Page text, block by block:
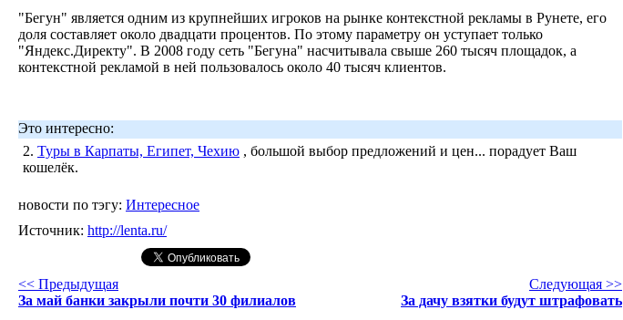
"Бегун" является одним из крупнейших игроков на рынке контекстной рекламы в Рунете, его
доля составляет около двадцати процентов. По этому параметру он уступает только
"Яндекс.Директу". В 2008 году сеть "Бегуна" насчитывала свыше 260 тысяч площадок, а
контекстной рекламой в ней пользовалось около 40 тысяч клиентов.
Это интересно:
2. Туры в Карпаты, Египет, Чехию , большой выбор предложений и цен... порадует Ваш
кошелёк.
новости по тэгу: Интересное
Источник: http://lenta.ru/
<< Предыдущая
За май банки закрыли почти 30 филиалов
Следующая >>
За дачу взятки будут штрафовать